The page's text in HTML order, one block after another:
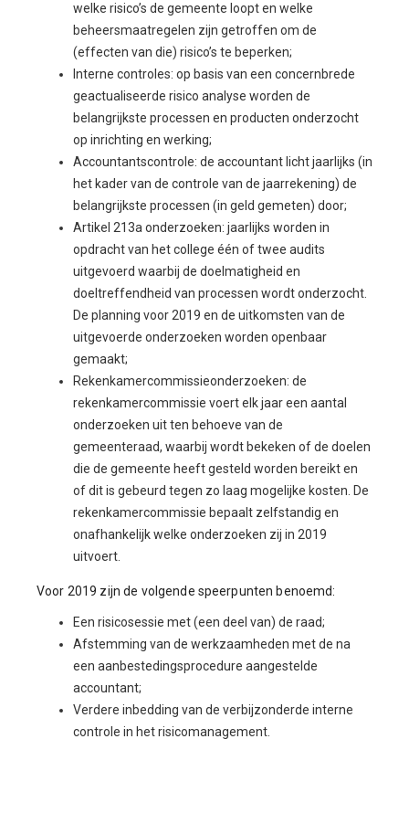
welke risico’s de gemeente loopt en welke
beheersmaatregelen zijn getroffen om de
(effecten van die) risico’s te beperken;
Interne controles: op basis van een concernbrede
geactualiseerde risico analyse worden de
belangrijkste processen en producten onderzocht
op inrichting en werking;
Accountantscontrole: de accountant licht jaarlijks (in
het kader van de controle van de jaarrekening) de
belangrijkste processen (in geld gemeten) door;
Artikel 213a onderzoeken: jaarlijks worden in
opdracht van het college één of twee audits
uitgevoerd waarbij de doelmatigheid en
doeltreffendheid van processen wordt onderzocht.
De planning voor 2019 en de uitkomsten van de
uitgevoerde onderzoeken worden openbaar
gemaakt;
Rekenkamercommissieonderzoeken: de
rekenkamercommissie voert elk jaar een aantal
onderzoeken uit ten behoeve van de
gemeenteraad, waarbij wordt bekeken of de doelen
die de gemeente heeft gesteld worden bereikt en
of dit is gebeurd tegen zo laag mogelijke kosten. De
rekenkamercommissie bepaalt zelfstandig en
onafhankelijk welke onderzoeken zij in 2019
uitvoert.
Voor 2019 zijn de volgende speerpunten benoemd:
Een risicosessie met (een deel van) de raad;
Afstemming van de werkzaamheden met de na
een aanbestedingsprocedure aangestelde
accountant;
Verdere inbedding van de verbijzonderde interne
controle in het risicomanagement.